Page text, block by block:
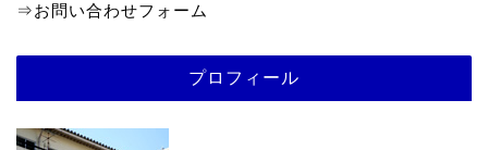
⇒お問い合わせフォーム
プロフィール